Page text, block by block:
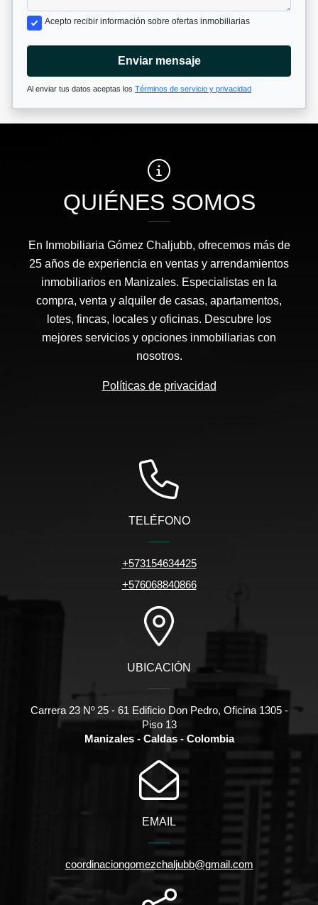
Acepto recibir información sobre ofertas inmobiliarias
Enviar mensaje
Al enviar tus datos aceptas los Términos de servicio y privacidad
QUIÉNES SOMOS
En Inmobiliaria Gómez Chaljubb, ofrecemos más de
25 años de experiencia en ventas y arrendamientos
inmobiliarios en Manizales. Especialistas en la
compra, venta y alquiler de casas, apartamentos,
lotes, fincas, locales y oficinas. Descubre los
mejores servicios y opciones inmobiliarias con
nosotros.
Políticas de privacidad
TELÉFONO
+573154634425
+576068840866
UBICACIÓN
Carrera 23 Nº 25 - 61 Edificio Don Pedro, Oficina 1305 -
Piso 13
Manizales - Caldas - Colombia
EMAIL
coordinaciongomezchaljubb@gmail.com